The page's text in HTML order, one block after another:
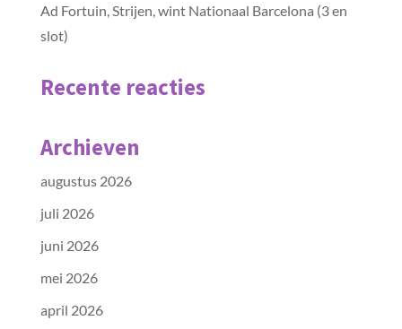
Ad Fortuin, Strijen, wint Nationaal Barcelona (3 en
slot)
Recente reacties
Archieven
augustus 2026
juli 2026
juni 2026
mei 2026
april 2026